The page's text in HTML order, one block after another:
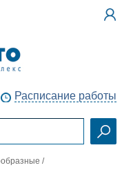
Расписание работы
/